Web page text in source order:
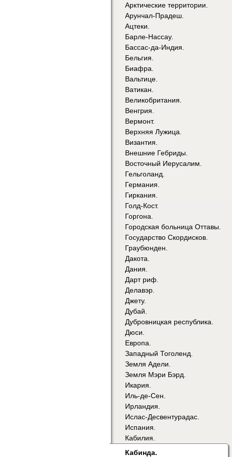
Арктические территории.
Арунчал-Прадеш.
Ацтеки.
Барле-Нассау.
Бассас-да-Индия.
Бельгия.
Биафра.
Вальтице.
Ватикан.
Великобритания.
Венгрия.
Вермонт.
Верхняя Лужица.
Византия.
Внешние Гебриды.
Восточный Иерусалим.
Гельголанд.
Германия.
Гиркания.
Голд-Кост.
Горгона.
Городская больница Оттавы.
Государство Скордисков.
Граубюнден.
Дакота.
Дания.
Дарт риф.
Делавэр.
Джету.
Дубай.
Дубровницкая республика.
Дюси.
Европа.
Западный Тоголенд.
Земля Адели.
Земля Мэри Бэрд.
Икария.
Иль-де-Сен.
Ирландия.
Ислас-Десвентурадас.
Испания.
Кабилия.
Кабинда.